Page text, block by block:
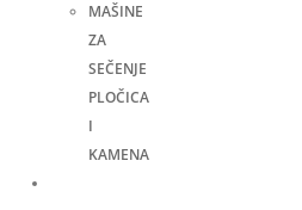
MAŠINE
ZA
SEČENJE
PLOČICA
I
KAMENA